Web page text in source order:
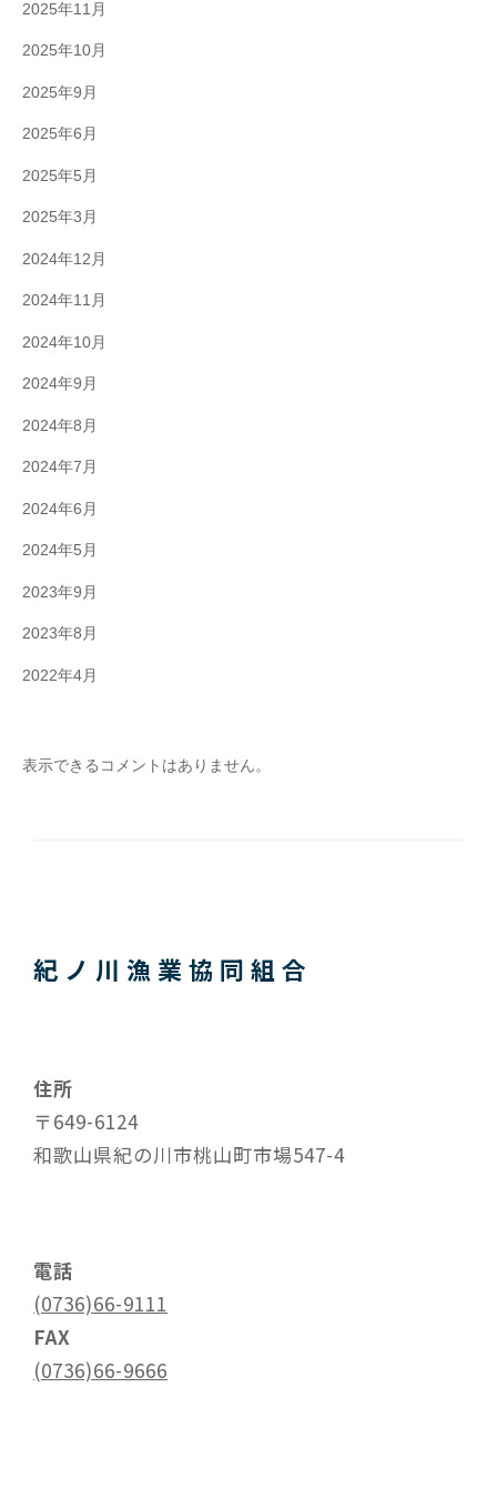
2025年11月
2025年10月
2025年9月
2025年6月
2025年5月
2025年3月
2024年12月
2024年11月
2024年10月
2024年9月
2024年8月
2024年7月
2024年6月
2024年5月
2023年9月
2023年8月
2022年4月
表示できるコメントはありません。
紀ノ川漁業協同組合
住所
〒649-6124
和歌山県紀の川市桃山町市場547-4
電話
(0736)66-9111
FAX
(0736)66-9666